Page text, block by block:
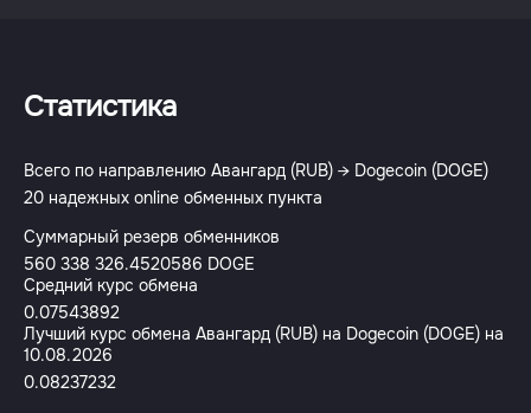
Статистика
Всего по направлению Авангард (RUB) → Dogecoin (DOGE)
20 надежных online обменных пункта
Суммарный резерв обменников
560 338 326.4520586 DOGE
Средний курс обмена
0.07543892
Лучший курс обмена Авангард (RUB) на Dogecoin (DOGE) на
10.08.2026
0.08237232